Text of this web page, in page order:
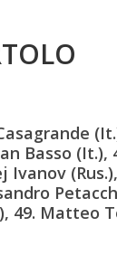
Basso (It.),
Ivanov
49. Matteo